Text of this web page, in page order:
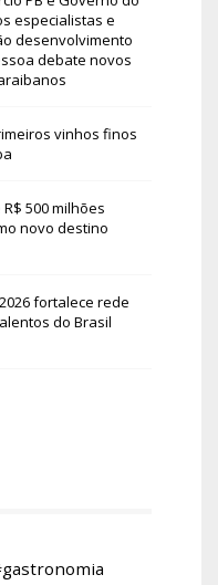
especialistas e
desenvolvimento
debate novos
vinhos finos
500 milhões
novo destino
fortalece rede
do Brasil